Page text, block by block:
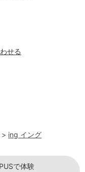
> ing イング
せる
で体験